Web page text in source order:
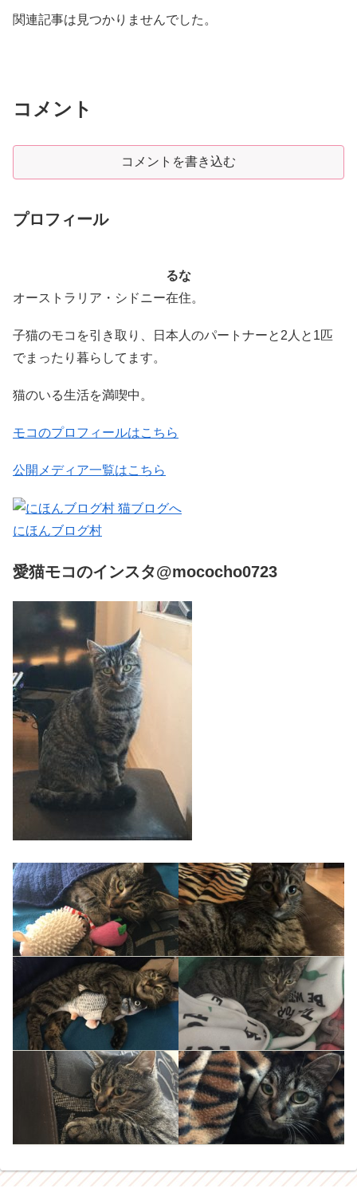
関連記事は見つかりませんでした。
コメント
コメントを書き込む
プロフィール
るな
オーストラリア・シドニー在住。
子猫のモコを引き取り、日本人のパートナーと2人と1匹
でまったり暮らしてます。
猫のいる生活を満喫中。
モコのプロフィールはこちら
公開メディア一覧はこちら
にほんブログ村
愛猫モコのインスタ@mococho0723